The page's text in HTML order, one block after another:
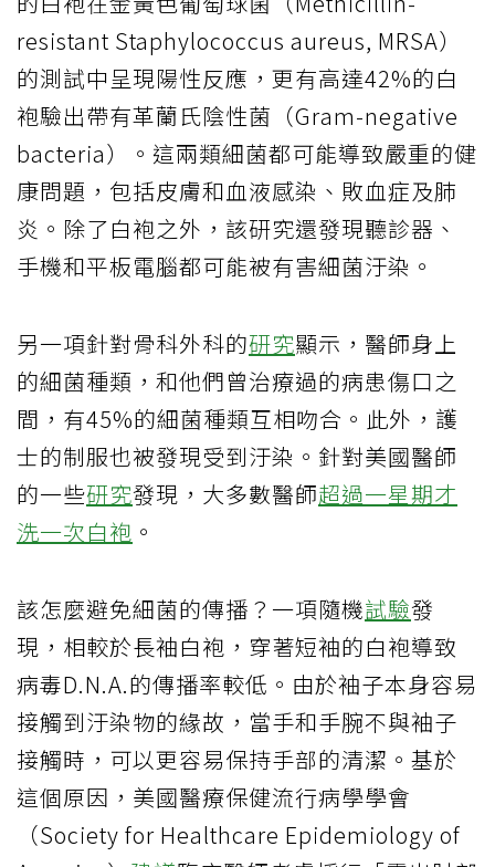
resistant Staphylococcus aureus, MRSA）
的測試中呈現陽性反應，更有高達42%的白
袍驗出帶有革蘭氏陰性菌（Gram-negative
bacteria）。這兩類細菌都可能導致嚴重的健
康問題，包括皮膚和血液感染、敗血症及肺
炎。除了白袍之外，該研究還發現聽診器、
手機和平板電腦都可能被有害細菌汙染。
另一項針對骨科外科的研究顯示，醫師身上
的細菌種類，和他們曾治療過的病患傷口之
間，有45%的細菌種類互相吻合。此外，護
士的制服也被發現受到汙染。針對美國醫師
的一些研究發現，大多數醫師超過一星期才
洗一次白袍 。
該怎麼避免細菌的傳播？一項隨機試驗發
現，相較於長袖白袍，穿著短袖的白袍導致
病毒D.N.A.的傳播率較低。由於袖子本身容易
接觸到汙染物的緣故，當手和手腕不與袖子
接觸時，可以更容易保持手部的清潔。基於
這個原因，美國醫療保健流行病學學會
（Society for Healthcare Epidemiology of